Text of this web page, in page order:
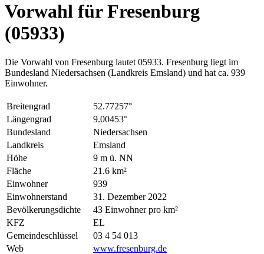
Vorwahl für Fresenburg
(05933)
Die Vorwahl von Fresenburg lautet 05933. Fresenburg liegt im
Bundesland Niedersachsen (Landkreis Emsland) und hat ca. 939
Einwohner.
Breitengrad
52.77257°
Längengrad
9.00453°
Bundesland
Niedersachsen
Landkreis
Emsland
Höhe
9 m ü. NN
Fläche
21.6 km²
Einwohner
939
Einwohnerstand
31. Dezember 2022
Bevölkerungsdichte
43 Einwohner pro km²
KFZ
EL
Gemeindeschlüssel
03 4 54 013
Web
www.fresenburg.de